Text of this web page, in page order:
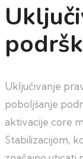
Uključivanje
poboljšanje
aktivacije core
Stabilizacijom,